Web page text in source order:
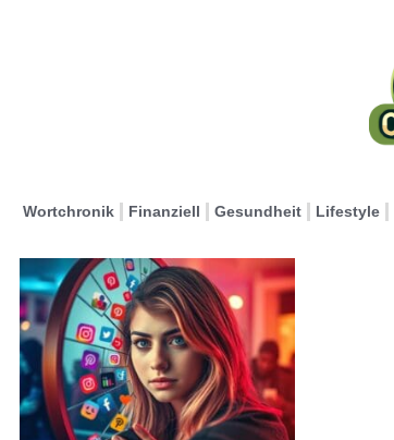
Wortchronik Finanziell Gesundheit Lifestyle